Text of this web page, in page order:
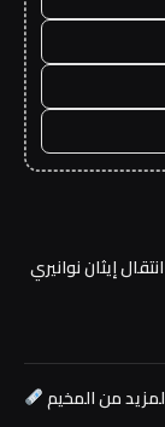
إيثان نوانيري
من المخيم